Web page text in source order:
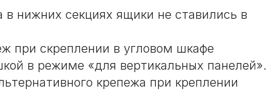
нижних секциях ящики не ставились в
при скреплении в угловом шкафе
в режиме «для вертикальных панелей».
крепежа при креплении